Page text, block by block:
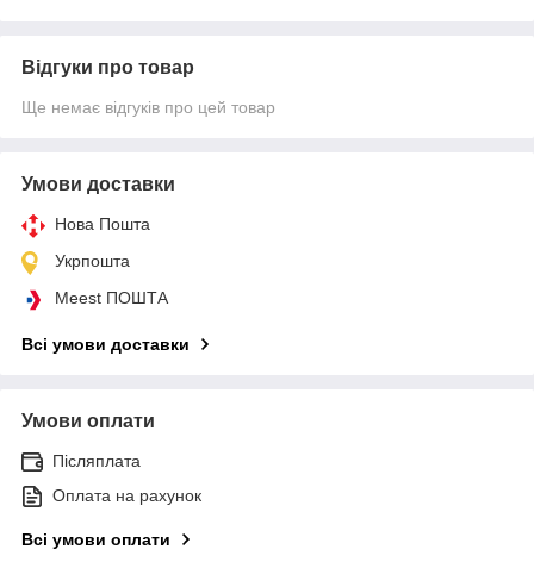
Відгуки про товар
Ще немає відгуків про цей товар
Умови доставки
Нова Пошта
Укрпошта
Meest ПОШТА
Всі умови доставки
Умови оплати
Післяплата
Оплата на рахунок
Всі умови оплати